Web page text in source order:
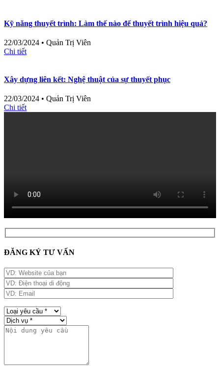
Kỹ năng thuyết trình: Làm thế nào để thuyết trình hiệu quả?
22/03/2024 • Quản Trị Viên
Chi tiết
Xây dựng liên kết: Nghệ thuật của sự thuyết phục
22/03/2024 • Quản Trị Viên
Chi tiết
ĐĂNG KÝ TƯ VẤN